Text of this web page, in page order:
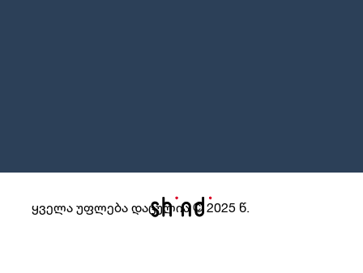
ყველა უფლება დაცულია © 2025 წ.